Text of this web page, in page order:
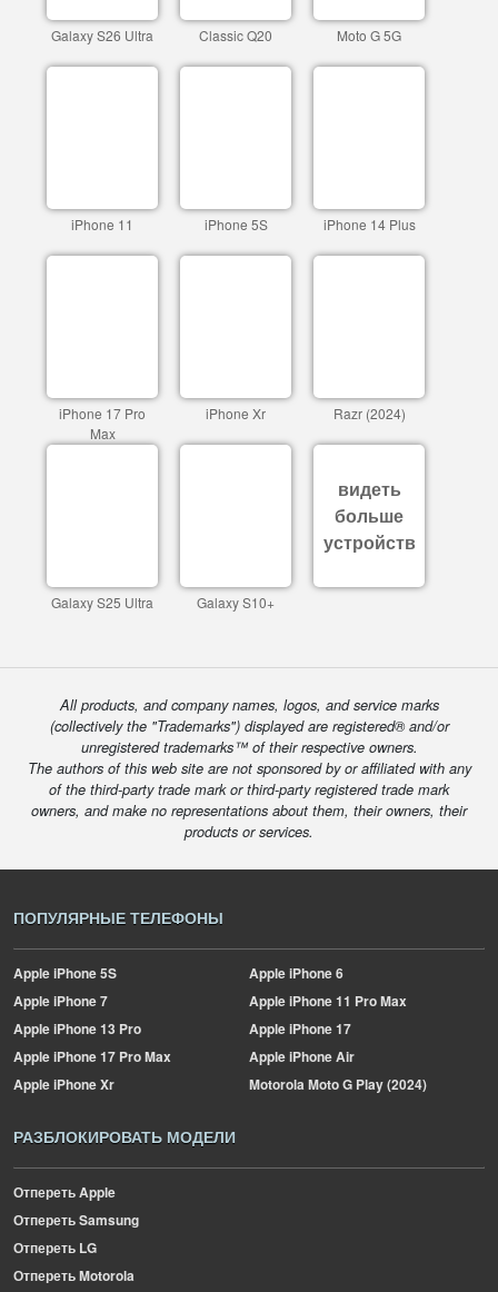
Galaxy S26 Ultra Classic Q20 Moto G 5G
iPhone 11 iPhone 5S iPhone 14 Plus
iPhone 17 Pro
Max
iPhone Xr Razr (2024)
Galaxy S25 Ultra Galaxy S10+
видеть
больше
устройств
All products, and company names, logos, and service marks
(collectively the "Trademarks") displayed are registered® and/or
unregistered trademarks™ of their respective owners.
The authors of this web site are not sponsored by or affiliated with any
of the third-party trade mark or third-party registered trade mark
owners, and make no representations about them, their owners, their
products or services.
ПОПУЛЯРНЫЕ ТЕЛЕФОНЫ
AppleiPhone 5S AppleiPhone 6
AppleiPhone 7 AppleiPhone 11 Pro Max
AppleiPhone 13 Pro AppleiPhone 17
AppleiPhone 17 Pro Max AppleiPhone Air
AppleiPhone Xr MotorolaMoto G Play (2024)
РАЗБЛОКИРОВАТЬ МОДЕЛИ
Отпереть Apple
Отпереть Samsung
Отпереть LG
Отпереть Motorola